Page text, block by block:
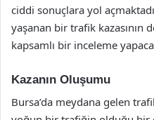
ciddi sonuçlara yol
yaşanan bir trafik kazasının
kapsamlı bir inceleme
Kazanın Oluşumu
Bursa’da meydana gelen